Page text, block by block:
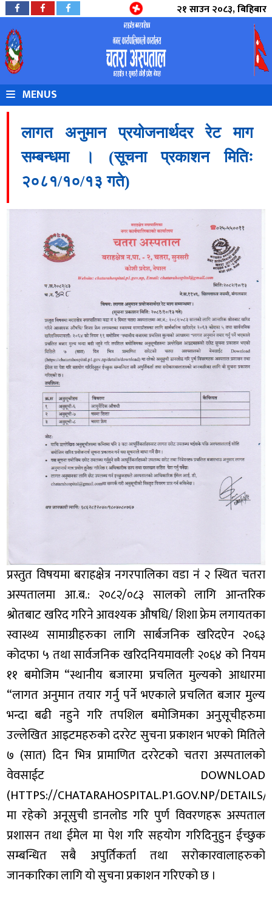
२१ साउन २०८३, बिहिबार
MENUS
लागत अनुमान प्रयोजनार्थदर रेट माग
सम्बन्धमा । (सूचना प्रकाशन मितिः
२०८१/१०/१३ गते)
प्रस्तुत विषयमा बराहक्षेत्र नगरपालिका वडा नं २ स्थित चतरा
अस्पतालमा आ.ब.: २०८२/०८३ सालको लागि आन्तरिक
श्रोतबाट खरिद गरिने आवश्यक औषधि/ शिशा फ्रेम लगायतका
स्वास्थ्य सामाग्रीहरुका लागि सार्बजनिक खरिदऐन २०६३
कोदफा ५ तथा सार्वजनिक खरिदनियमावलीः २०६४ को नियम
११ बमोजिम “स्थानीय बजारमा प्रचलित मुल्यको आधारमा
“लागत अनुमान तयार गर्नु पर्ने भएकाले प्रचलित बजार मुल्य
भन्दा बढी नहुने गरि तपशिल बमोजिमका अनुसूचीहरुमा
उल्लेखित आइटमहरुको दररेट सुचना प्रकाशन भएको मितिले
७ (सात) दिन भित्र प्रामाणित दररेटको चतरा अस्पतालको
वेवसाईट DOWNLOAD
(HTTPS://CHATARAHOSPITAL.P1.GOV.NP/
मा रहेको अनूसुची डानलोड गरि पुर्ण विवरणहरू अस्पताल
प्रशासन तथा ईमेल मा पेश गरि सहयोग गरिदिनुहुन ईच्छुक
सम्बन्धित सबै अपुर्तिकर्ता तथा सरोकारवालाहरुको
जानकारिका लागि यो सुचना प्रकाशन गरिएको छ ।